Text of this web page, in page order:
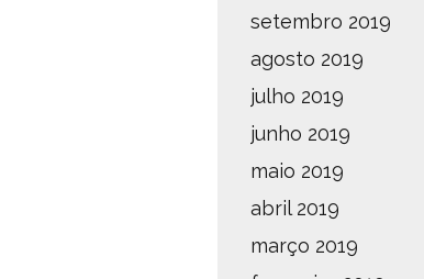
setembro 2019
agosto 2019
julho 2019
junho 2019
maio 2019
abril 2019
março 2019